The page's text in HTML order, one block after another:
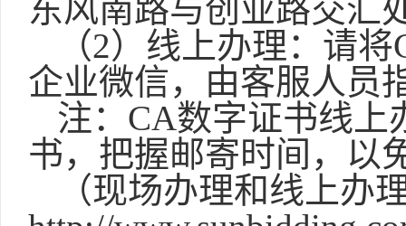
东风南路与创业路交汇
（2）线上办理：请
企业微信，由客服人员
注： CA数字证书线上
书，把握邮寄时间，以
（现场办理和线上办